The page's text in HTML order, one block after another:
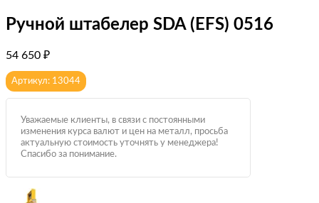
Ручной штабелер SDA (EFS) 0516
54 650 ₽
Артикул: 13044
Уважаемые клиенты, в связи с постоянными
изменения курса валют и цен на металл, просьба
актуальную стоимость уточнять у менеджера!
Спасибо за понимание.